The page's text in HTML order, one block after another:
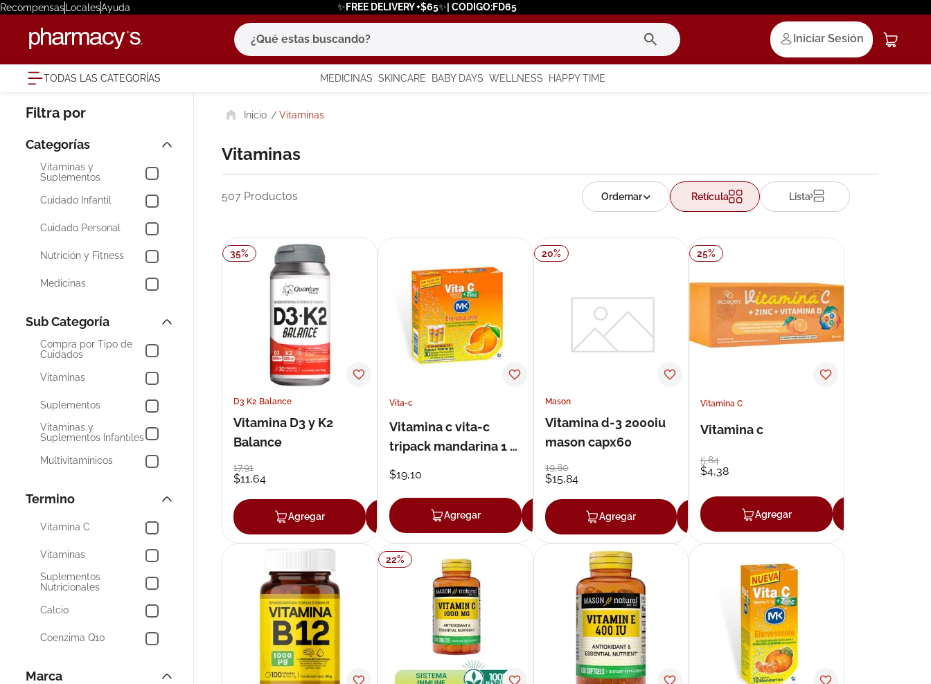
RecompensasLocalesAyuda ✨FREE DELIVERY +$65✨| CODIGO:FD65
¿Qué estas buscando?
Iniciar Sesión
TODAS LAS CATEGORÍAS MEDICINAS SKINCARE BABY DAYS WELLNESS HAPPY TIME
Vitaminas y
Suplementos
Cuidado Infantil
Cuidado Personal
Nutrición y Fitness
Medicinas
la Piel
Tratamientos y Salud
Compra por Tipo de
Cuidados
Vitaminas
Suplementos
Vitaminas y
Suplementos Infantiles
Multivitamínicos
Alimentos Saludables
Baño y Cuidado
Corporal
Vitamina C
Vitaminas
Suplementos
Nutricionales
Calcio
Coenzima Q10
Marca
Vitaminas
Vitaminas
507 Productos Retícula Lista
35%
D3 K2 Balance
Vitamina D3 y K2
Balance
17,91
$11,64
Agregar Agregar
Vita-c
Vitamina c vita-c
tripack mandarina 1 g
x 10 mg tableta
efervescente x 30
$19,10
Agregar Agregar
20%
Mason
Vitamina d-3 2000iu
mason capx60
19,80
$15,84
Agregar Agregar
25%
Vitamina C
Vitamina c
5,84
$4,38
Agregar
22%
términos más buscados
1. eucerin
bioderma
.
6. degraler
isdin
roche posay
nivea
10. pañales